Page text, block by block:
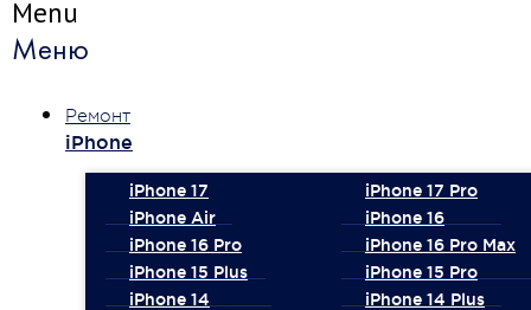
Menu
Меню
Ремонт
iPhone
iPhone 17
iPhone 17 Pro
iPhone Air
iPhone 16
iPhone 16 Pro
iPhone 16 Pro Max
iPhone 15 Plus
iPhone 15 Pro
iPhone 14
iPhone 14 Plus